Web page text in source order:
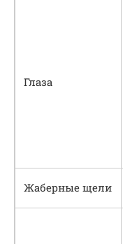
Глаза
Жаберные щели